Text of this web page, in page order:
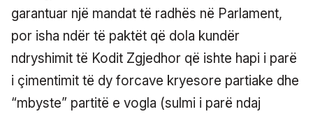
garantuar një mandat të radhës në Parlament,
por isha ndër të paktët që dola kundër
ndryshimit të Kodit Zgjedhor që ishte hapi i parë
i çimentimit të dy forcave kryesore partiake dhe
“mbyste” partitë e vogla (sulmi i parë ndaj